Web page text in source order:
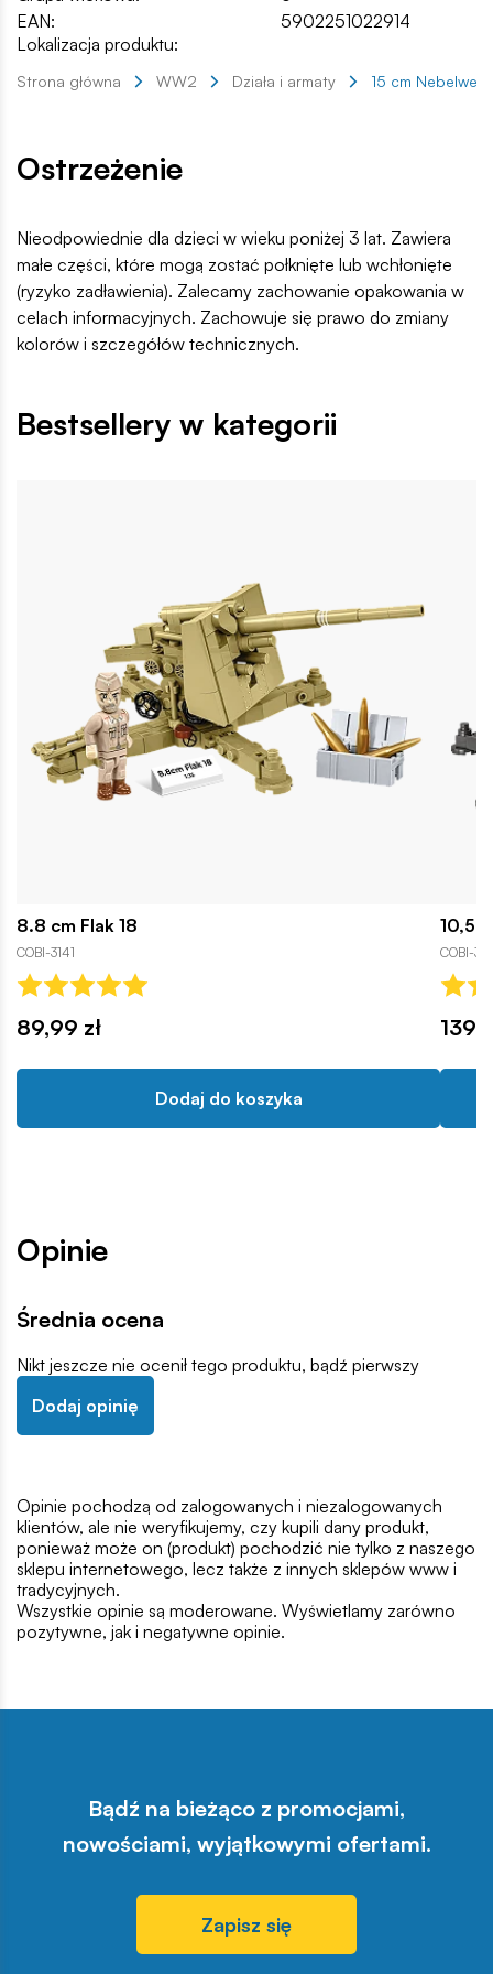
EAN:
5902251022914
Lokalizacja produktu:
Strona główna WW2 Działa i armaty 15 cm
Ostrzeżenie
Nieodpowiednie dla dzieci w wieku poniżej 3 lat. Zawiera
małe części, które mogą zostać połknięte lub wchłonięte
(ryzyko zadławienia). Zalecamy zachowanie opakowania w
celach informacyjnych. Zachowuje się prawo do zmiany
kolorów i szczegółów technicznych.
Bestsellery w kategorii
8.8 cm Flak 18
COBI-3141
89,99 zł
Dodaj do koszyka
10,5
COBI-
Opinie
Średnia ocena
Nikt jeszcze nie ocenił tego produktu, bądź pierwszy
Dodaj opinię
Opinie pochodzą od zalogowanych i niezalogowanych
klientów, ale nie weryfikujemy, czy kupili dany produkt,
ponieważ może on (produkt) pochodzić nie tylko z naszego
sklepu internetowego, lecz także z innych sklepów www i
tradycyjnych.
Wszystkie opinie są moderowane. Wyświetlamy zarówno
pozytywne, jak i negatywne opinie.
Bądź na bieżąco z promocjami,
nowościami, wyjątkowymi ofertami.
Zapisz się